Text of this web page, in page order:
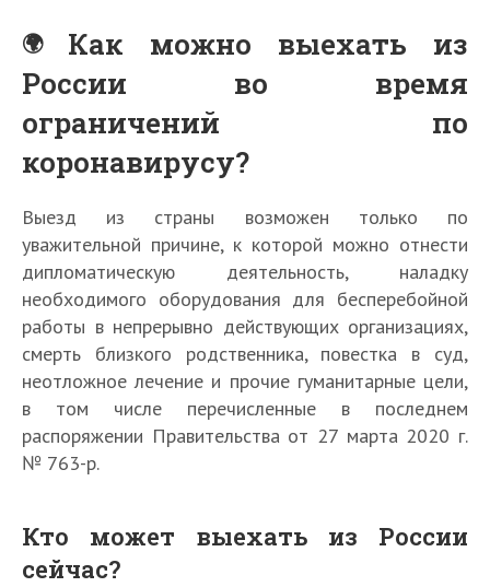
Как можно выехать из
России во время
ограничений по
коронавирусу?
Выезд из страны возможен только по
уважительной причине, к которой можно отнести
дипломатическую деятельность, наладку
необходимого оборудования для бесперебойной
работы в непрерывно действующих организациях,
смерть близкого родственника, повестка в суд,
неотложное лечение и прочие гуманитарные цели,
в том числе перечисленные в последнем
распоряжении Правительства от 27 марта 2020 г.
№ 763-р.
Кто может выехать из России
сейчас?